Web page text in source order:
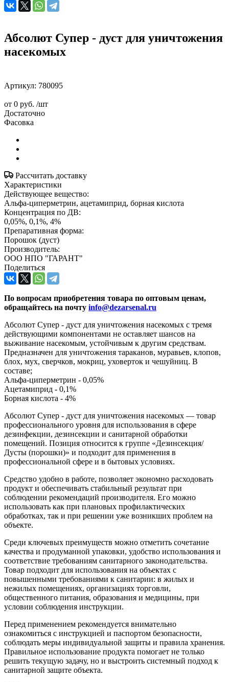
Абсолют Супер - дуст для уничтожения
насекомых
Артикул: 780095
от 0 руб. /шт
Достаточно
Фасовка
Рассчитать доставку
Характеристики
Действующее вещество:
Альфа-циперметрин, ацетамиприд, борная кислота
Концентрация по ДВ:
0,05%, 0,1%, 4%
Препаративная форма:
Порошок (дуст)
Производитель:
ООО НПО "ГАРАНТ"
Поделиться
По вопросам приобретения товара по оптовым ценам,
обращайтесь на почту info@dezarsenal.ru
Абсолют Супер - дуст для уничтожения насекомых с тремя
действующими компонентами не оставляет шансов на
выживание насекомым, устойчивым к другим средствам.
Предназначен для уничтожения тараканов, муравьев, клопов,
блох, мух, сверчков, мокриц, уховерток и чешуйниц. В
составе;
Альфа-циперметрин - 0,05%
Ацетамиприд - 0,1%
Борная кислота - 4%
Абсолют Супер - дуст для уничтожения насекомых — товар
профессионального уровня для использования в сфере
дезинфекции, дезинсекции и санитарной обработки
помещений. Позиция относится к группе «Дезинсекция/
Дусты (порошки)» и подходит для применения в
профессиональной сфере и в бытовых условиях.
Средство удобно в работе, позволяет экономно расходовать
продукт и обеспечивать стабильный результат при
соблюдении рекомендаций производителя. Его можно
использовать как при плановых профилактических
обработках, так и при решении уже возникших проблем на
объекте.
Среди ключевых преимуществ можно отметить сочетание
качества и продуманной упаковки, удобство использования и
соответствие требованиям санитарного законодательства.
Товар подходит для использования на объектах с
повышенными требованиями к санитарии: в жилых и
нежилых помещениях, организациях торговли,
общественного питания, образования и медицины, при
условии соблюдения инструкции.
Перед применением рекомендуется внимательно
ознакомиться с инструкцией и паспортом безопасности,
соблюдать меры индивидуальной защиты и правила хранения.
Правильное использование продукта помогает не только
решить текущую задачу, но и выстроить системный подход к
санитарной защите объекта.